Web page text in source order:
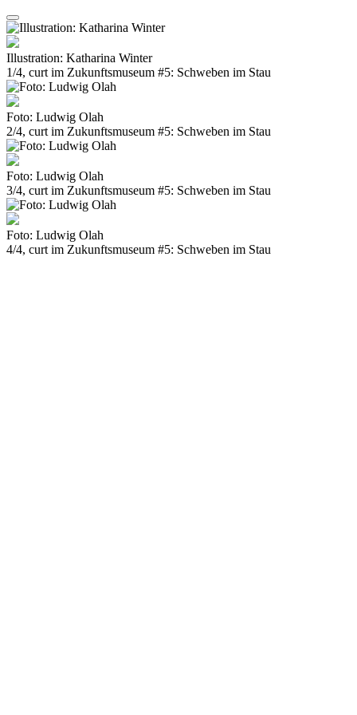
Illustration: Katharina Winter
1/4, curt im Zukunftsmuseum #5: Schweben im Stau
Foto: Ludwig Olah
2/4, curt im Zukunftsmuseum #5: Schweben im Stau
Foto: Ludwig Olah
3/4, curt im Zukunftsmuseum #5: Schweben im Stau
Foto: Ludwig Olah
4/4, curt im Zukunftsmuseum #5: Schweben im Stau